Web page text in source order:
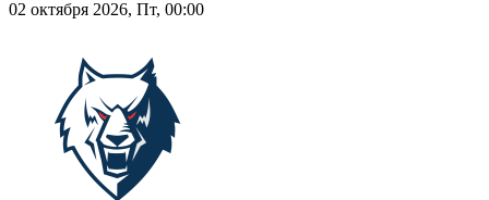
02 октября 2026, Пт, 00:00